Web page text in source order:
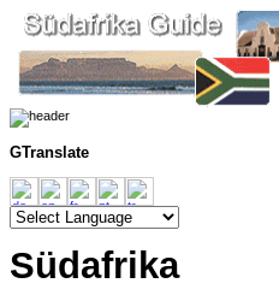
GTranslate
Südafrika